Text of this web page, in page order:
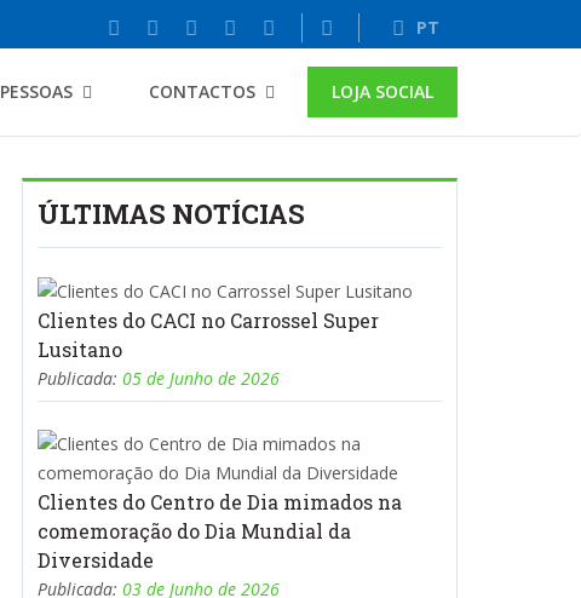
PT
PESSOAS CONTACTOS LOJA SOCIAL
ÚLTIMAS NOTÍCIAS
Clientes do CACI no Carrossel Super
Lusitano
Publicada: 05 de Junho de 2026
Clientes do Centro de Dia mimados na
comemoração do Dia Mundial da
Diversidade
Publicada: 03 de Junho de 2026